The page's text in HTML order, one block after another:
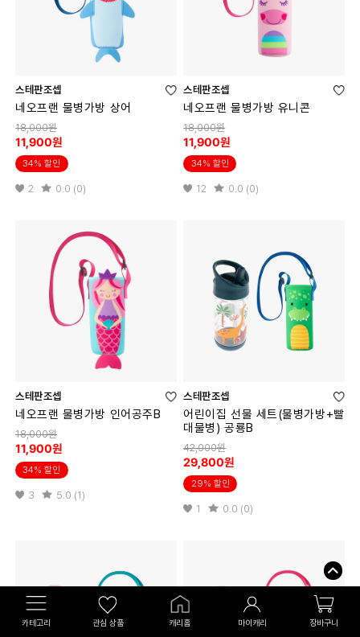
스테판조셉
네오프랜 물병가방 상어
18,000원
11,900원
34% 할인
2 0.0 (0)
스테판조셉
네오프랜 물병가방 유니콘
18,000원
11,900원
34% 할인
12 0.0 (0)
스테판조셉
네오프랜 물병가방 인어공주B
18,000원
11,900원
34% 할인
3 5.0 (1)
스테판조셉
어린이집 선물 세트(물병가방+빨
대물병) 공룡B
42,000원
29,800원
29% 할인
1 0.0 (0)
카테고리 관심 상품 캐리홈 마이캐리 장바구니